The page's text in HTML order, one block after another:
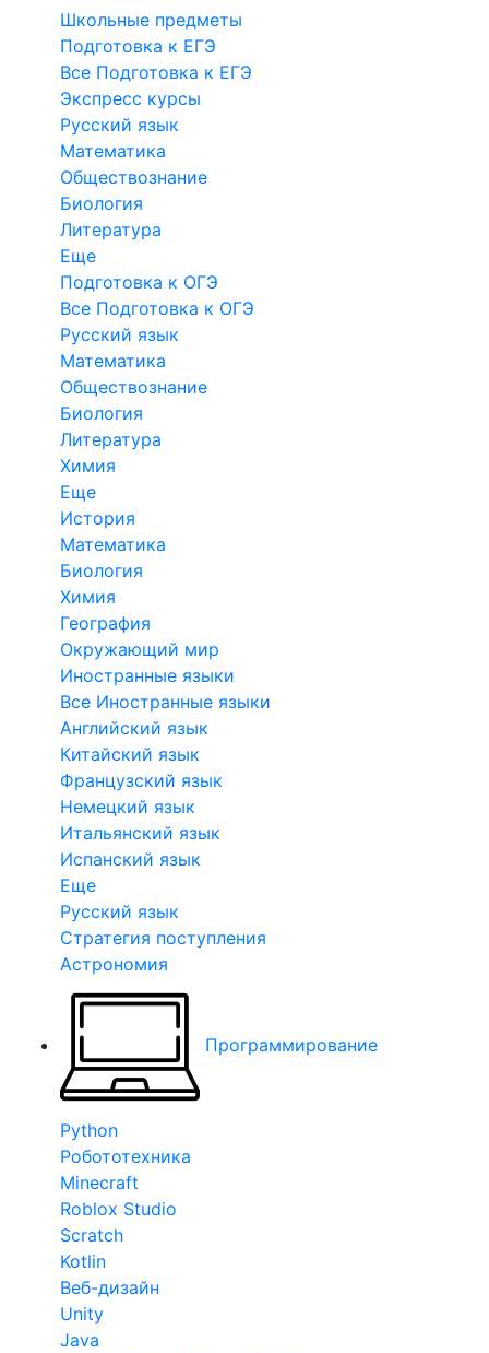
Школьные предметы
Подготовка к ЕГЭ
Все Подготовка к ЕГЭ
Экспресс курсы
Русский язык
Математика
Обществознание
Биология
Литература
Еще
Подготовка к ОГЭ
Все Подготовка к ОГЭ
Русский язык
Математика
Обществознание
Биология
Литература
Химия
Еще
История
Математика
Биология
Химия
География
Окружающий мир
Иностранные языки
Все Иностранные языки
Английский язык
Китайский язык
Французский язык
Немецкий язык
Итальянский язык
Испанский язык
Еще
Русский язык
Стратегия поступления
Астрономия
Программирование
Python
Робототехника
Minecraft
Roblox Studio
Scratch
Kotlin
Веб-дизайн
Unity
Java